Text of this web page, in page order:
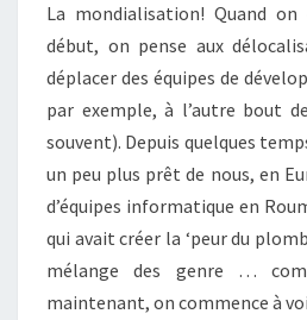
La mondialisation! Quand
début, on pense aux
déplacer des équipes de
par exemple, à l’autre bout
souvent). Depuis quelques
un peu plus prêt de nous, en
d’équipes informatique en
qui avait créer la ‘peur du
mélange des genre …
maintenant, on commence à